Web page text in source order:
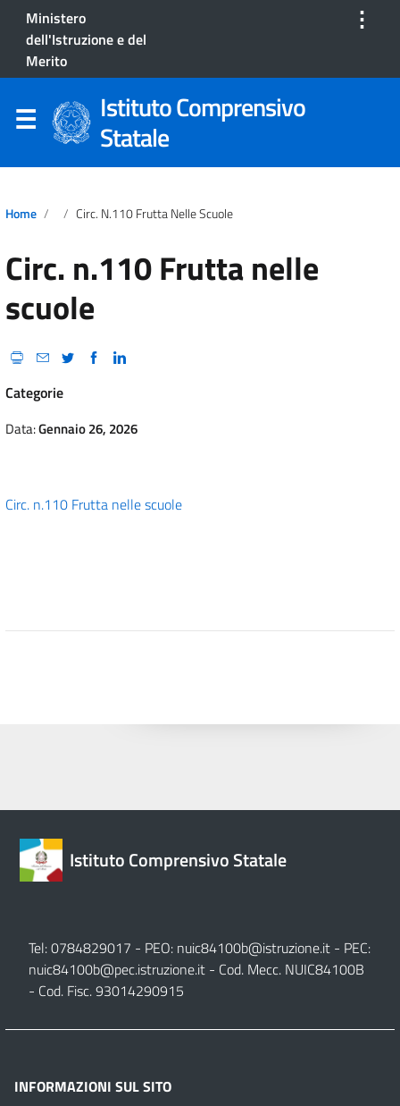
Ministero
dell'Istruzione e del
Merito
⋮
Istituto Comprensivo
Statale
Home Circ. N.110 Frutta Nelle Scuole
Circ. n.110 Frutta nelle
scuole
Categorie
Data:Gennaio 26, 2026
Circ. n.110 Frutta nelle scuole
Istituto Comprensivo Statale
Tel: 0784829017 - PEO: nuic84100b@istruzione.it - PEC:
nuic84100b@pec.istruzione.it - Cod. Mecc. NUIC84100B
- Cod. Fisc. 93014290915
INFORMAZIONI SUL SITO